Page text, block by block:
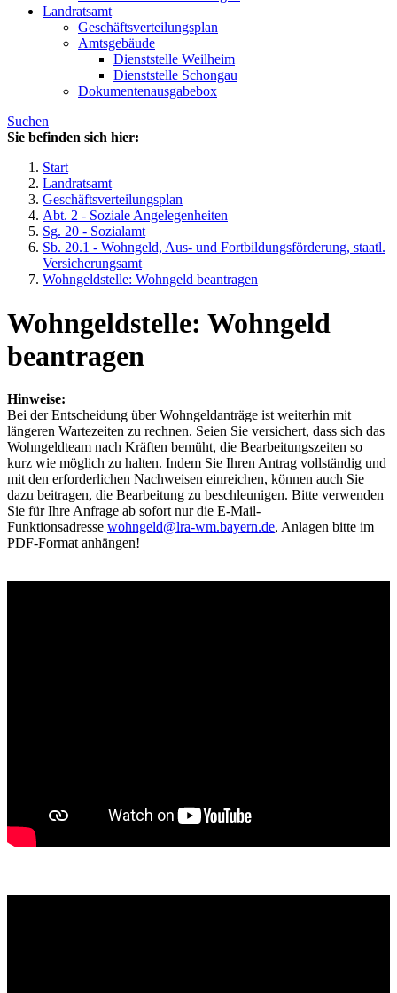
Landratsamt
Geschäftsverteilungsplan
Amtsgebäude
Dienststelle Weilheim
Dienststelle Schongau
Dokumentenausgabebox
Suchen
Sie befinden sich hier:
Start
Landratsamt
Geschäftsverteilungsplan
Abt. 2 - Soziale Angelegenheiten
Sg. 20 - Sozialamt
Sb. 20.1 - Wohngeld, Aus- und Fortbildungsförderung, staatl.
Versicherungsamt
Wohngeldstelle: Wohngeld beantragen
Wohngeldstelle: Wohngeld
beantragen
Hinweise:
Bei der Entscheidung über Wohngeldanträge ist weiterhin mit
längeren Wartezeiten zu rechnen. Seien Sie versichert, dass sich das
Wohngeldteam nach Kräften bemüht, die Bearbeitungszeiten so
kurz wie möglich zu halten. Indem Sie Ihren Antrag vollständig und
mit den erforderlichen Nachweisen einreichen, können auch Sie
dazu beitragen, die Bearbeitung zu beschleunigen. Bitte verwenden
Sie für Ihre Anfrage ab sofort nur die E-Mail-
Funktionsadresse wohngeld@lra-wm.bayern.de, Anlagen bitte im
PDF-Format anhängen!